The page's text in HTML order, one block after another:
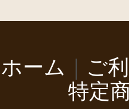
ホーム ご
特定